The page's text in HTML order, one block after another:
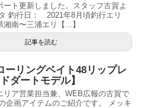
ート更新しました。スタッフ古賀よ
釣行日： 2021年8月頃釣行エリ
南〜三浦エリ【...】
記事を読む
ーリングベイト48リップレ
ダートモデル】
リア営業担当兼、WEB広報の古賀で
企画アイテムのご紹介です。 メッキ